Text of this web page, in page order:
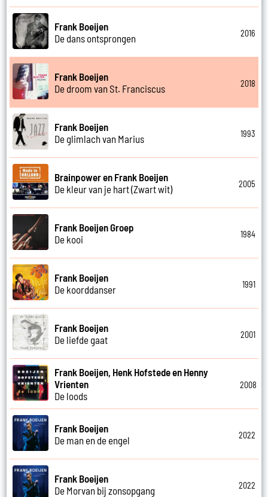
Frank Boeijen
De dans ontsprongen
2016
Frank Boeijen
De droom van St. Franciscus
2018
Frank Boeijen
De glimlach van Marius
1993
Brainpower en Frank Boeijen
De kleur van je hart (Zwart wit)
2005
Frank Boeijen Groep
De kooi
1984
Frank Boeijen
De koorddanser
1991
Frank Boeijen
De liefde gaat
2001
Frank Boeijen, Henk Hofstede en Henny
Vrienten
De loods
2008
Frank Boeijen
De man en de engel
2022
Frank Boeijen
De Morvan bij zonsopgang
2022